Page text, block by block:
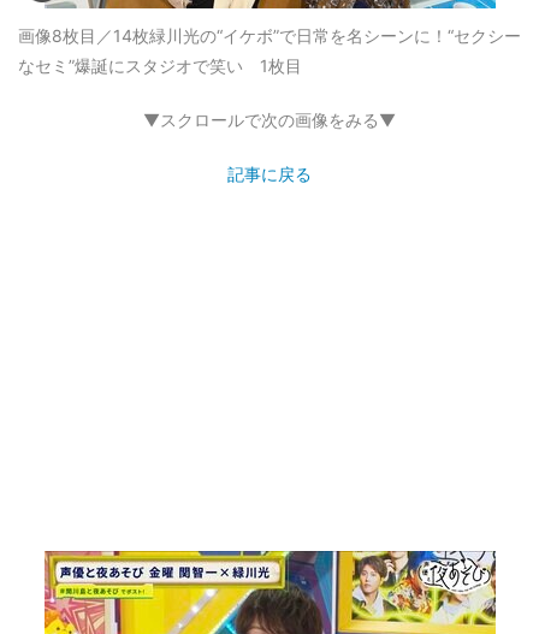
画像8枚目／14枚緑川光の“イケボ”で日常を名シーンに！“セクシー
なセミ”爆誕にスタジオで笑い 1枚目
▼スクロールで次の画像をみる▼
記事に戻る